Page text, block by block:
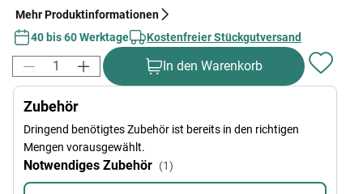
Mehr Produktinformationen
40 bis 60 Werktage
Kostenfreier Stückgutversand
In den Warenkorb
Zubehör
Dringend benötigtes Zubehör ist bereits in den richtigen
Mengen vorausgewählt.
Notwendiges Zubehör (1)